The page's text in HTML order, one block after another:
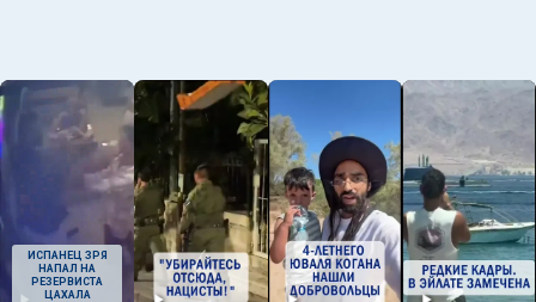
ИСПАНЕЦ ЗРЯ
НАПАЛ НА
РЕЗЕРВИСТА
ЦАХАЛА